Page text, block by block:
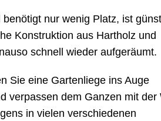
nur wenig Platz, ist
Konstruktion aus Hartholz und
schnell wieder aufgeräumt.
Sie eine Gartenliege ins Auge
verpassen dem Ganzen mit der
in vielen verschiedenen